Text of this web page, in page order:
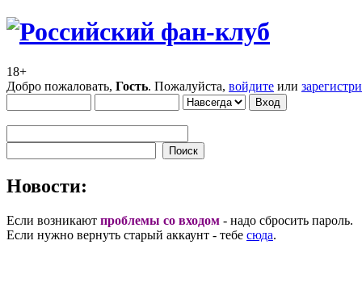
18+
Добро пожаловать, Гость. Пожалуйста, войдите или
Новости:
Если возникают проблемы со входом - надо сбросить пароль.
Если нужно вернуть старый аккаунт - тебе сюда.